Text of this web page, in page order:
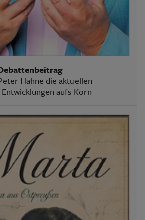
Hahne die aktuellen
aufs Korn